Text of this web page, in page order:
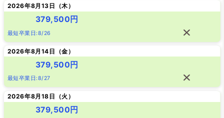
2026年8月13日（木 ）
379,500円
最短卒業日:8/26
2026年8月14日（金 ）
379,500円
最短卒業日:8/27
2026年8月18日（火 ）
379,500円